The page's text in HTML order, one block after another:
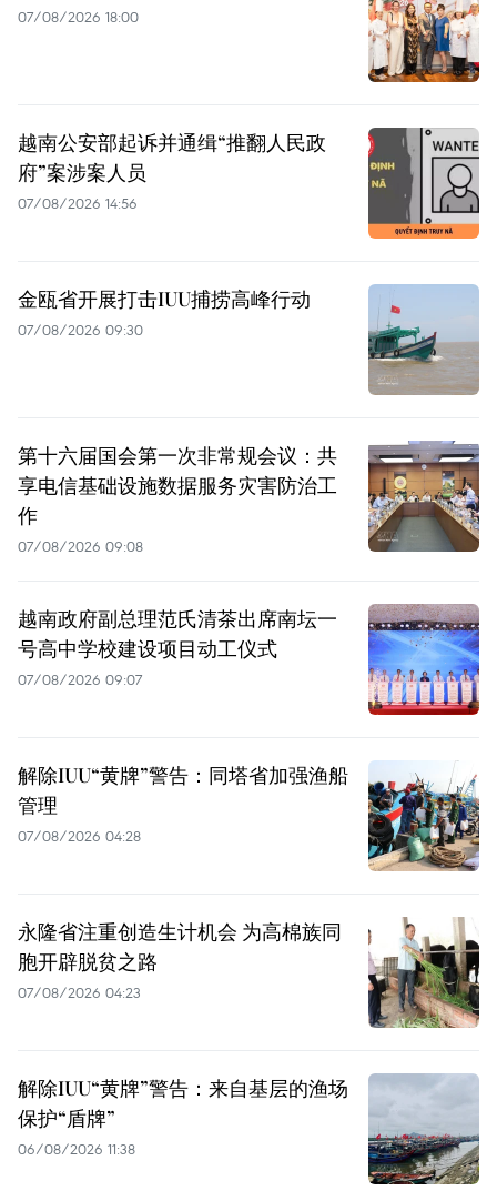
07/08/2026 18:00
越南公安部起诉并通缉“推翻人民政
府”案涉案人员
07/08/2026 14:56
金瓯省开展打击IUU捕捞高峰行动
07/08/2026 09:30
第十六届国会第一次非常规会议：共
享电信基础设施数据服务灾害防治工
作
07/08/2026 09:08
越南政府副总理范氏清茶出席南坛一
号高中学校建设项目动工仪式
07/08/2026 09:07
解除IUU“黄牌”警告：同塔省加强渔船
管理
07/08/2026 04:28
永隆省注重创造生计机会 为高棉族同
胞开辟脱贫之路
07/08/2026 04:23
解除IUU“黄牌”警告：来自基层的渔场
保护“盾牌”
06/08/2026 11:38